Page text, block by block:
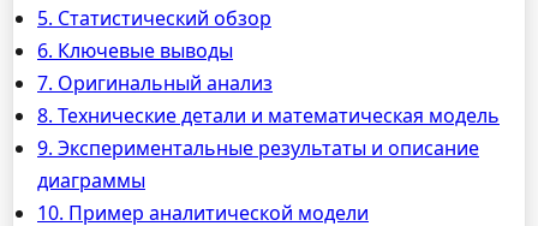
5. Статистический обзор
6. Ключевые выводы
7. Оригинальный анализ
8. Технические детали и математическая модель
9. Экспериментальные результаты и описание
диаграммы
10. Пример аналитической модели